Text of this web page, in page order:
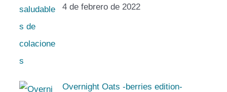
4 de febrero de 2022
Overnight Oats -berries edition-